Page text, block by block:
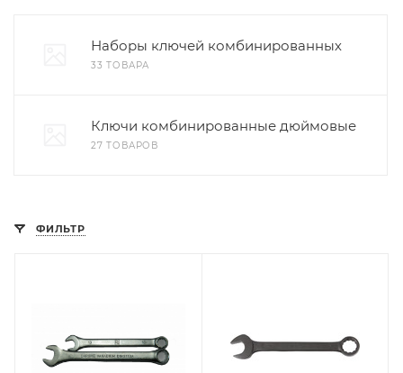
Наборы ключей комбинированных
33 ТОВАРА
Ключи комбинированные дюймовые
27 ТОВАРОВ
ФИЛЬТР